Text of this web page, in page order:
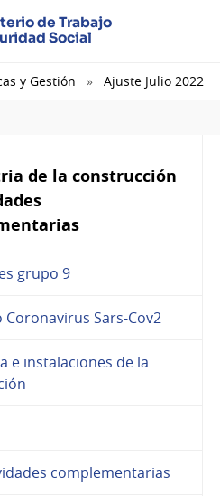
de Trabajo
Social
y Gestión Ajuste Julio 2022
de la construcción
grupo 9
Sars-Cov2
e instalaciones de la
complementarias